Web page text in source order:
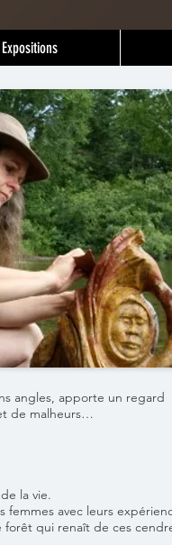
Expositions
angles, apporte un regard
de malheurs…
la vie.
femmes avec leurs
forêt qui renaît de ces